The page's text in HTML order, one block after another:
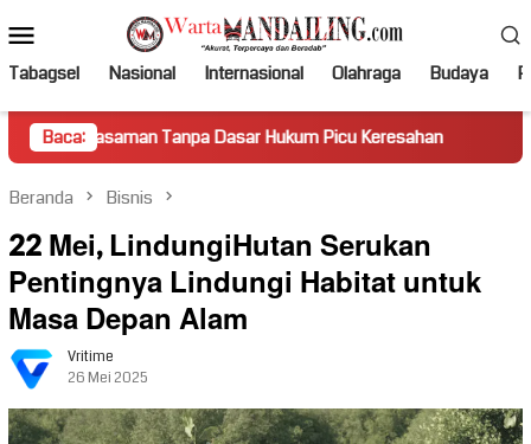
ke
kontenMobile
Tabagsel Nasional Internasional Olahraga Budaya
Baca:
Tanpa Dasar Hukum Picu Keresahan Truk Miring
Beranda Bisnis
22 Mei, LindungiHutan Serukan
Pentingnya Lindungi Habitat untuk
Masa Depan Alam
Vritime
26 Mei 2025